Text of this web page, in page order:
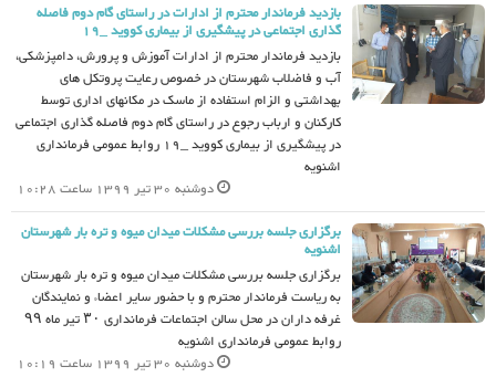
بازدید فرماندار محترم از ادارات در راستای گام دوم فاصله
گذاری اجتماعی در پیشگیری از بیماری کووید _19
بازدید فرماندار محترم از ادارات آموزش و پرورش، دامپزشکی،
آب و فاضلاب شهرستان در خصوص رعایت پروتکل های
بهداشتی و الزام استفاده از ماسک در مکانهای اداری توسط
کارکنان و ارباب رجوع در راستای گام دوم فاصله گذاری اجتماعی
در پیشگیری از بیماری کووید _19 روابط عمومی فرمانداری
اشنویه
دوشنبه 30 تیر 1399 ساعت 10:28
برگزاری جلسه بررسی مشکلات میدان میوه و تره بار شهرستان
اشنویه
برگزاری جلسه بررسی مشکلات میدان میوه و تره بار شهرستان
به ریاست فرماندار محترم و با حضور سایر اعضاء و نمایندگان
غرفه داران در محل سالن اجتماعات فرمانداری ۳۰ تیر ماه ۹۹
روابط عمومی فرمانداری اشنویه
دوشنبه 30 تیر 1399 ساعت 10:19